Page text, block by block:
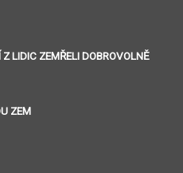
LIDIC ZEMŘELI DOBROVOLNĚ
ZEM